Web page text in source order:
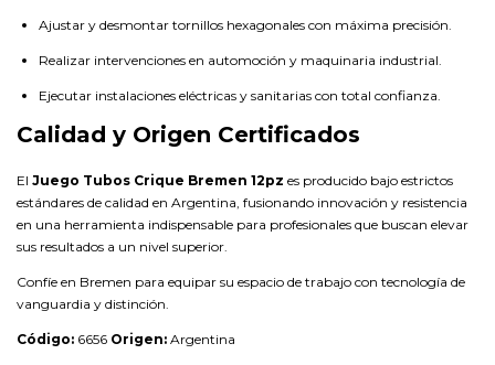
Ajustar y desmontar tornillos hexagonales con máxima precisión.
Realizar intervenciones en automoción y maquinaria industrial.
Ejecutar instalaciones eléctricas y sanitarias con total confianza.
Calidad y Origen Certificados
El Juego Tubos Crique Bremen 12pz es producido bajo estrictos
estándares de calidad en Argentina, fusionando innovación y resistencia
en una herramienta indispensable para profesionales que buscan elevar
sus resultados a un nivel superior.
Confíe en Bremen para equipar su espacio de trabajo con tecnología de
vanguardia y distinción.
Código: 6656 Origen: Argentina